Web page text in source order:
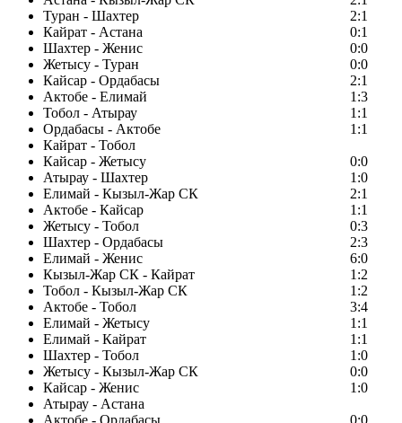
Туран - Шахтер
2:1
Кайрат - Астана
0:1
Шахтер - Женис
0:0
Жетысу - Туран
0:0
Кайсар - Ордабасы
2:1
Актобе - Елимай
1:3
Тобол - Атырау
1:1
Ордабасы - Актобе
1:1
Кайрат - Тобол
Кайсар - Жетысу
0:0
Атырау - Шахтер
1:0
Елимай - Кызыл-Жар СК
2:1
Актобе - Кайсар
1:1
Жетысу - Тобол
0:3
Шахтер - Ордабасы
2:3
Елимай - Женис
6:0
Кызыл-Жар СК - Кайрат
1:2
Тобол - Кызыл-Жар СК
1:2
Актобе - Тобол
3:4
Елимай - Жетысу
1:1
Елимай - Кайрат
1:1
Шахтер - Тобол
1:0
Жетысу - Кызыл-Жар СК
0:0
Кайсар - Женис
1:0
Атырау - Астана